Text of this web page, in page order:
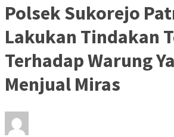
Polsek Sukorejo
Lakukan Tindakan
Terhadap Warung
Menjual Miras